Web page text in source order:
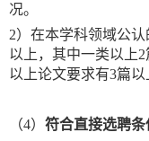
况。
2）在本学科领域公
以上，其中一类以上2
以上论文要求有3篇以
（4） 符合直接选聘条